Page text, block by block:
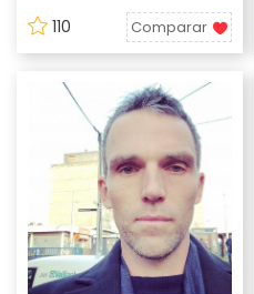
110 Comparar